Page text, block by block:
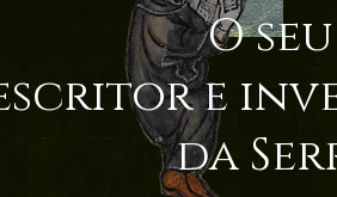
O
e
da